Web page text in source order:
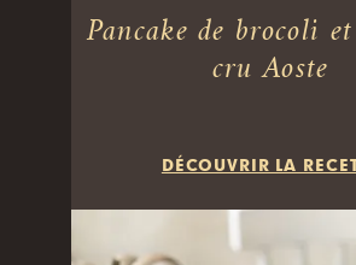
Pancake de brocoli
cru Aoste
DÉCOUVRIR LA